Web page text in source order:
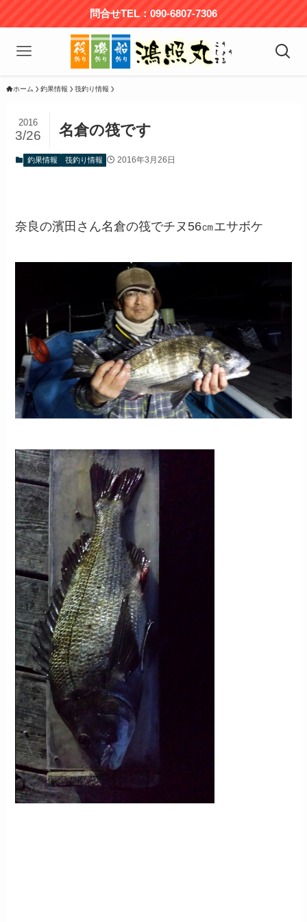
問合せTEL：090-6807-7306
ホーム 釣果情報 筏釣り情報
名倉の筏です
2016
3/26
釣果情報 筏釣り情報 2016年3月26日
奈良の濱田さん名倉の筏でチヌ56㎝エサボケ